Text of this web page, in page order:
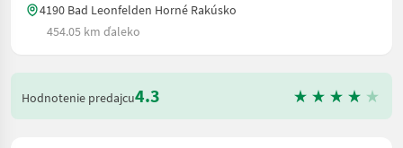
4190 Bad Leonfelden Horné Rakúsko
454.05 km ďaleko
Hodnotenie predajcu4.3